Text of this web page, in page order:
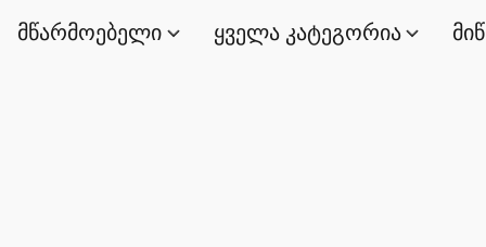
მწარმოებელი ყველა კატეგორია